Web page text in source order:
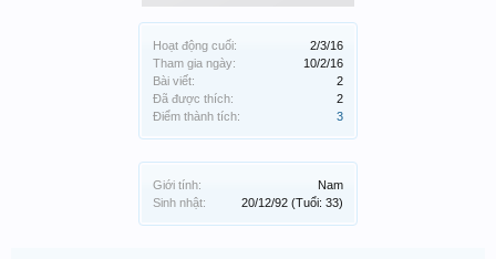
Hoạt động cuối:
2/3/16
Tham gia ngày:
10/2/16
Bài viết:
2
Đã được thích:
2
Điểm thành tích:
3
Giới tính:
Nam
Sinh nhật:
20/12/92 (Tuổi: 33)